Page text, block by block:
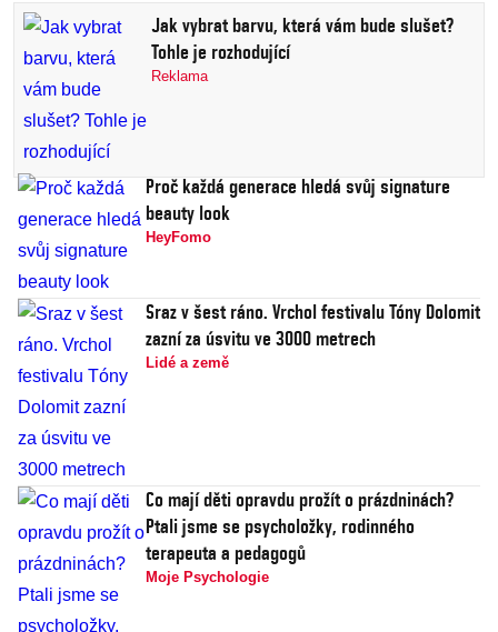
Jak vybrat barvu, která vám bude slušet?
Tohle je rozhodující
Reklama
Proč každá generace hledá svůj signature
beauty look
HeyFomo
Sraz v šest ráno. Vrchol festivalu Tóny Dolomit
zazní za úsvitu ve 3000 metrech
Lidé a země
Co mají děti opravdu prožít o prázdninách?
Ptali jsme se psycholožky, rodinného
terapeuta a pedagogů
Moje Psychologie